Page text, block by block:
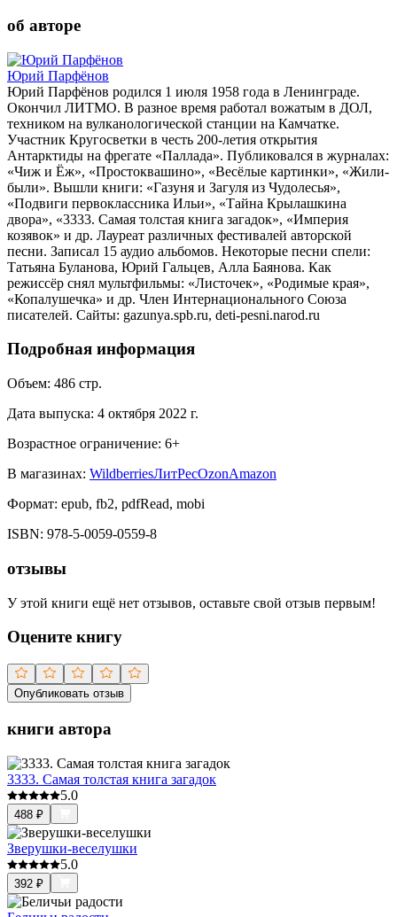
об авторе
Юрий Парфёнов
Юрий Парфёнов родился 1 июля 1958 года в Ленинграде.
Окончил ЛИТМО. В разное время работал вожатым в ДОЛ,
техником на вулканологической станции на Камчатке.
Участник Кругосветки в честь 200-летия открытия
Антарктиды на фрегате «Паллада». Публиковался в журналах:
«Чиж и Ёж», «Простоквашино», «Весёлые картинки», «Жили-
были». Вышли книги: «Газуня и Загуля из Чудолесья»,
«Подвиги первоклассника Ильи», «Тайна Крылашкина
двора», «3333. Самая толстая книга загадок», «Империя
козявок» и др. Лауреат различных фестивалей авторской
песни. Записал 15 аудио альбомов. Некоторые песни спели:
Татьяна Буланова, Юрий Гальцев, Алла Баянова. Как
режиссёр снял мультфильмы: «Листочек», «Родимые края»,
«Копалушечка» и др. Член Интернационального Союза
писателей. Сайты: gazunya.spb.ru, deti-pesni.narod.ru
Подробная информация
Объем: 486 стр.
Дата выпуска: 4 октября 2022 г.
Возрастное ограничение: 6+
В магазинах: WildberriesЛитРесOzonAmazon
Формат: epub, fb2, pdfRead, mobi
ISBN: 978-5-0059-0559-8
отзывы
У этой книги ещё нет отзывов, оставьте свой отзыв первым!
Оцените книгу
Опубликовать отзыв
книги автора
3333. Самая толстая книга загадок
5.0
488 ₽
Зверушки-веселушки
5.0
392 ₽